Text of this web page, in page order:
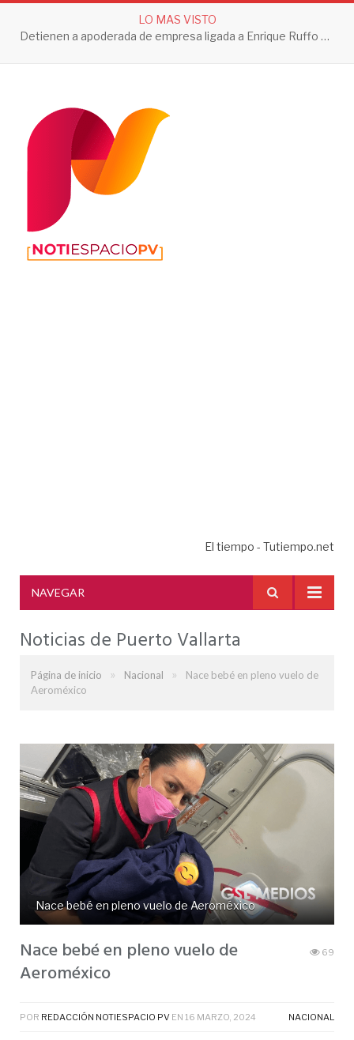
LO MAS VISTO
Detienen a apoderada de empresa ligada a Enrique Ruffo por investigación de Huachicol Fiscal
El tiempo - Tutiempo.net
NAVEGAR
Noticias de Puerto Vallarta
Página de inicio » Nacional »
Nace bebé en pleno vuelo de
Aeroméxico
Nace bebé en pleno vuelo de Aeroméxico
Nace bebé en pleno vuelo de
Aeroméxico
69
POR REDACCIÓN NOTIESPACIO PV EN 16 MARZO, 2024 NACIONAL